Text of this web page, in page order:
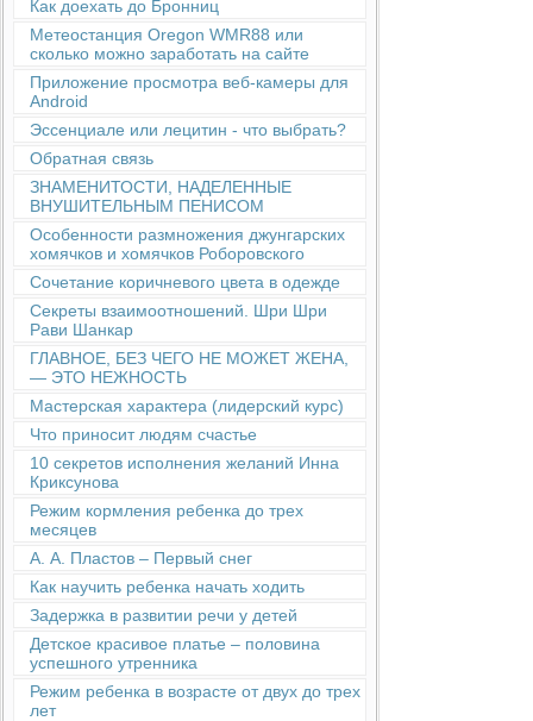
Как доехать до Бронниц
Метеостанция Oregon WMR88 или
сколько можно заработать на сайте
Приложение просмотра веб-камеры для
Android
Эссенциале или лецитин - что выбрать?
Обратная связь
ЗНАМЕНИТОСТИ, НАДЕЛЕННЫЕ
ВНУШИТЕЛЬНЫМ ПЕНИСОМ
Особенности размножения джунгарских
хомячков и хомячков Роборовского
Сочетание коричневого цвета в одежде
Секреты взаимоотношений. Шри Шри
Рави Шанкар
ГЛАВНОЕ, БЕЗ ЧЕГО НЕ МОЖЕТ ЖЕНА,
— ЭТО НЕЖНОСТЬ
Мастерская характера (лидерский курс)
Что приносит людям счастье
10 секретов исполнения желаний Инна
Криксунова
Режим кормления ребенка до трех
месяцев
А. А. Пластов – Первый снег
Как научить ребенка начать ходить
Задержка в развитии речи у детей
Детское красивое платье – половина
успешного утренника
Режим ребенка в возрасте от двух до трех
лет